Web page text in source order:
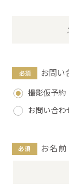
お問い
撮影仮予約
お問い合わ
お名前